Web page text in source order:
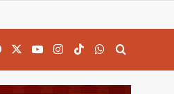
FacebookYouTubeInstagram
TikTokWhatsApp